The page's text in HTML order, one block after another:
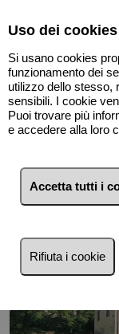
Indietro
Uso dei cookies
Si usano cookies
funzionamento dei
utilizzo dello stesso,
sensibili. I cookie
Puoi trovare più
e accedere alla loro
Accetta tutti i
Rifiuta i cookie